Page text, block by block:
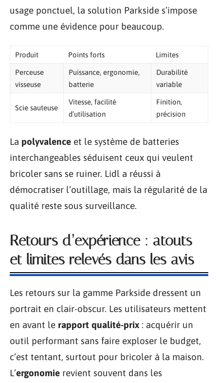
usage ponctuel, la solution Parkside s’impose
comme une évidence pour beaucoup.
Produit Points forts Limites
Perceuse
visseuse
Puissance, ergonomie,
batterie
Durabilité
variable
Scie sauteuse
Vitesse, facilité
d’utilisation
Finition,
précision
La polyvalence et le système de batteries
interchangeables séduisent ceux qui veulent
bricoler sans se ruiner. Lidl a réussi à
démocratiser l’outillage, mais la régularité de la
qualité reste sous surveillance.
Retours d’expérience : atouts
et limites relevés dans les avis
Les retours sur la gamme Parkside dressent un
portrait en clair-obscur. Les utilisateurs mettent
en avant le rapport qualité-prix : acquérir un
outil performant sans faire exploser le budget,
c’est tentant, surtout pour bricoler à la maison.
L’ergonomie revient souvent dans les